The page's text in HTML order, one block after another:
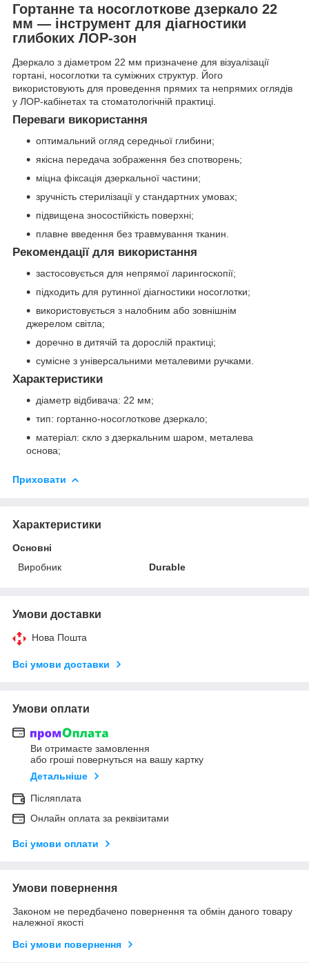
Гортанне та носоглоткове дзеркало 22
мм — інструмент для діагностики
глибоких ЛОР-зон
Дзеркало з діаметром 22 мм призначене для візуалізації
гортані, носоглотки та суміжних структур. Його
використовують для проведення прямих та непрямих оглядів
у ЛОР-кабінетах та стоматологічній практиці.
Переваги використання
оптимальний огляд середньої глибини;
якісна передача зображення без спотворень;
міцна фіксація дзеркальної частини;
зручність стерилізації у стандартних умовах;
підвищена зносостійкість поверхні;
плавне введення без травмування тканин.
Рекомендації для використання
застосовується для непрямої ларингоскопії;
підходить для рутинної діагностики носоглотки;
використовується з налобним або зовнішнім
джерелом світла;
доречно в дитячій та дорослій практиці;
сумісне з універсальними металевими ручками.
Характеристики
діаметр відбивача: 22 мм;
тип: гортанно-носоглоткове дзеркало;
матеріал: скло з дзеркальним шаром, металева
основа;
Приховати
Характеристики
Основні
Виробник
Durable
Умови доставки
Нова Пошта
Всі умови доставки
Умови оплати
Ви отримаєте замовлення
або гроші повернуться на вашу картку
Детальніше
Післяплата
Онлайн оплата за реквізитами
Всі умови оплати
Умови повернення
Законом не передбачено повернення та обмін даного товару
належної якості
Всі умови повернення